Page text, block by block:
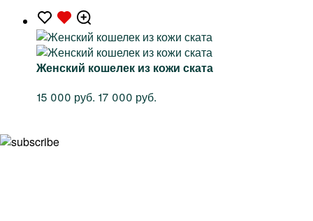
Женский кошелек из кожи ската
15 000 руб. 17 000 руб.